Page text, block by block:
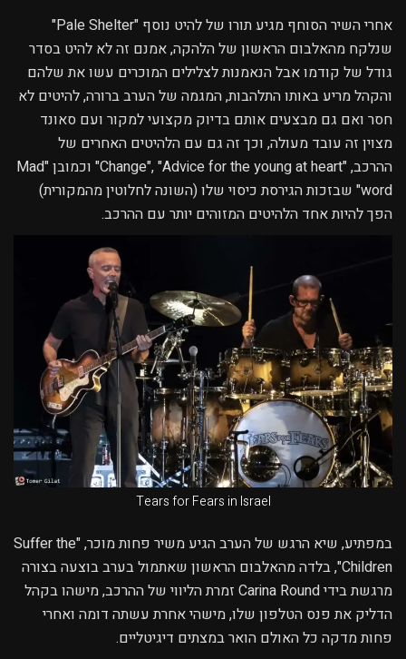
אחרי השיר הסוחף מגיע תורו של להיט נוסף "Pale Shelter"
שנלקח מהאלבום הראשון של הלהקה, אמנם זה לא להיט בסדר
גודל של קודמו אבל הנאמנות לצלילים המוכרים עשו את שלהם
והקהל מריע באותו התלהבות, המגמה של הערב ברורה, להיטים לא
חסר ואם גם מבצעים אותם בדיוק מקצועי למקור ועם סאונד
מצוין זה עובד מעולה, וכך זה גם עם הלהיטים האחרים של
ההרכב, "Change", "Advice for the young at heart" וכמובן "Mad
word" שבזכות הגירסת כיסוי שלו (השונה לחלוטין מהמקורית)
הפך להיות אחד הלהיטים המזוהים יותר עם ההרכב.
Tears for Fears in Israel
במפתיע, שיא הרגש של הערב הגיע משיר פחות מוכר, "Suffer the
Children", בלדה מהאלבום הראשון שאתמול בערב בוצעה בצורה
מרגשת בידי Carina Round זמרת הליווי של ההרכב, מישהו בקהל
הדליק את פנס הטלפון שלו, מישהי אחרת עשתה דומה ואחרי
פחות מדקה כל האולם הואר במצתים דיגיטליים.